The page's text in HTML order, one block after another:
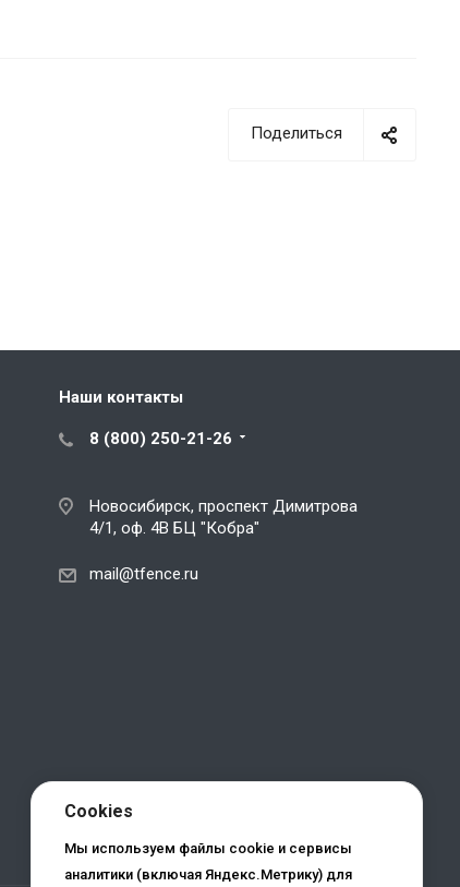
Поделиться
Наши контакты
8 (800) 250-21-26
Новосибирск, проспект Димитрова
4/1, оф. 4В БЦ "Кобра"
mail@tfence.ru
Cookies
Мы используем файлы cookie и сервисы
аналитики (включая Яндекс.Метрику) для